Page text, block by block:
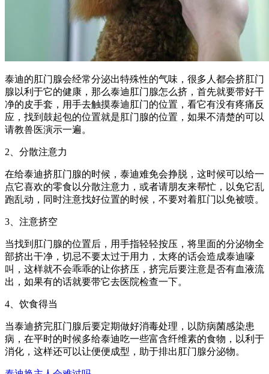
泰迪的肛门腺会经常分泌出特殊性的气味，很多人都会挤肛门
腺以利于它的健康，那么泰迪肛门腺怎么挤，首先就要带好干
净的皮手套，用手去触摸泰迪肛门的位置，看它有没有疼痛反
应，找到鼓起包的位置就是肛门腺的位置，如果不清楚的可以
请教兽医演示一遍。
2、分散注意力
在给泰迪挤肛门腺的时候，泰迪难免会挣脱，这时候可以给一
点它喜欢的零食以分散注意力，或者请朋友来帮忙，以免它乱
跑乱动，同时注意找好位置的时候，不要对着肛门以免被喷。
3、注意挤空
当找到肛门腺的位置后，用手指轻轻按压，将里面的分泌物全
部挤出干净，切忌不要太过于用力，太疼的话会造成泰迪嚎
叫，这样就不会乖乖的让你挤压，挤完后要注意是否有血液流
出，如果有的话就要带它去医院检查一下。
4、饮食得当
当泰迪挤完肛门腺后要定期做好消毒处理，以防病菌感染患
病，在平时的时候多给泰迪吃一些富含纤维素的食物，以利于
消化，这样还可以让便便成型，助于排出肛门腺分泌物。